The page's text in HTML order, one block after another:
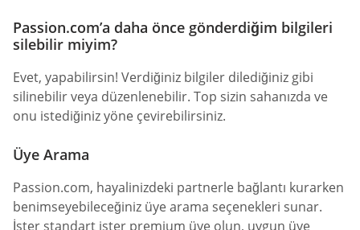
Passion.com’a daha önce gönderdiğim bilgileri
silebilir miyim?
Evet, yapabilirsin! Verdiğiniz bilgiler dilediğiniz gibi
silinebilir veya düzenlenebilir. Top sizin sahanızda ve
onu istediğiniz yöne çevirebilirsiniz.
Üye Arama
Passion.com, hayalinizdeki partnerle bağlantı kurarken
benimseyebileceğiniz üye arama seçenekleri sunar.
İster standart ister premium üye olun, uygun üye